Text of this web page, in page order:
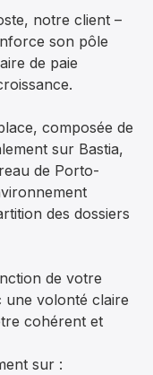
notre client –
son pôle
de paie
composée de
sur Bastia,
de Porto-
des dossiers
de votre
une volonté claire
cohérent et
sur :